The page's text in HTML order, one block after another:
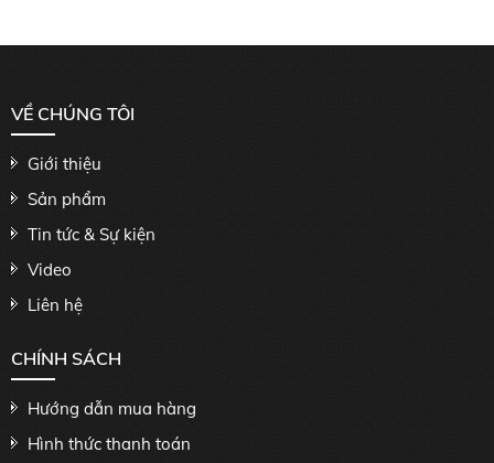
VỀ CHÚNG TÔI
Giới thiệu
Sản phẩm
Tin tức & Sự kiện
Video
Liên hệ
CHÍNH SÁCH
Hướng dẫn mua hàng
Hình thức thanh toán